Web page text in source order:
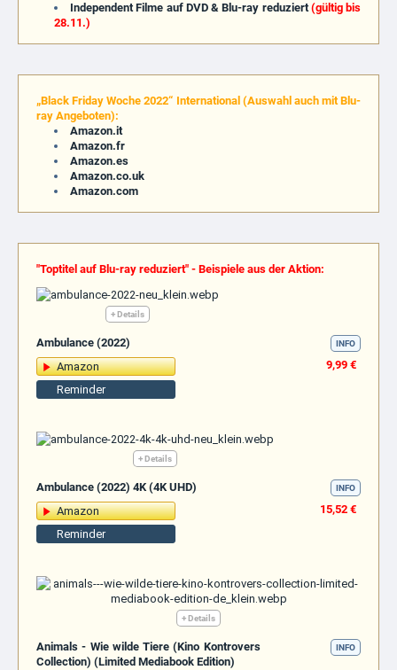
Independent Filme auf DVD & Blu-ray reduziert (gültig bis
28.11.)
„Black Friday Woche 2022“ International (Auswahl auch mit Blu-
ray Angeboten):
Amazon.it
Amazon.fr
Amazon.es
Amazon.co.uk
Amazon.com
"Toptitel auf Blu-ray reduziert" - Beispiele aus der Aktion:
+ Details
Ambulance (2022) INFO
Amazon
9,99 €
Reminder
+ Details
Ambulance (2022) 4K (4K UHD) INFO
Amazon
15,52 €
Reminder
+ Details
Animals - Wie wilde Tiere (Kino Kontrovers
Collection) (Limited Mediabook Edition)
INFO